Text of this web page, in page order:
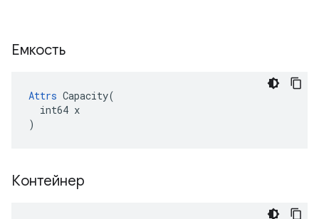
Емкость
Attrs Capacity(
  int64 x
)
Контейнер